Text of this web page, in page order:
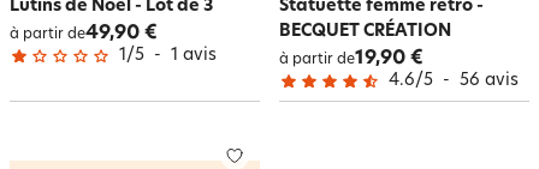
Lutins de Noël - Lot de 3
à partir de49,90 €
1 /5 - 1 avis
Statuette femme rétro -
BECQUET CRÉATION
à partir de19,90 €
4.6/5 - 56 avis